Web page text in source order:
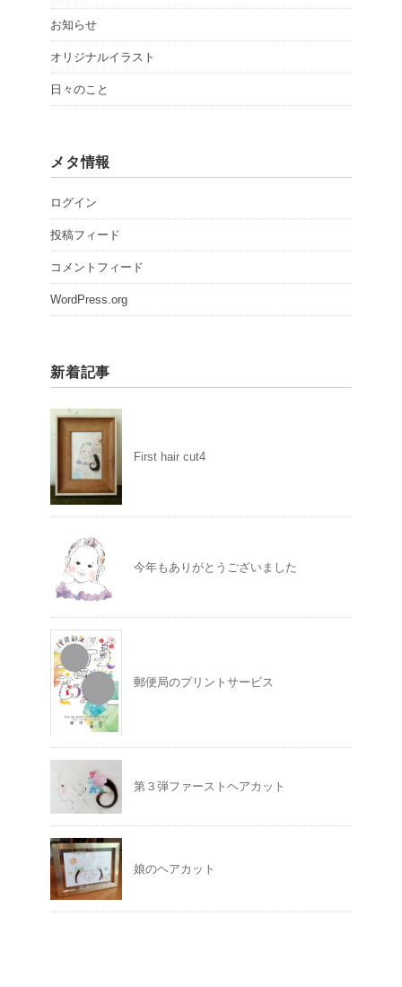
お知らせ
オリジナルイラスト
日々のこと
メタ情報
ログイン
投稿フィード
コメントフィード
WordPress.org
新着記事
First hair cut4
今年もありがとうございました
郵便局のプリントサービス
第３弾ファーストヘアカット
娘のヘアカット